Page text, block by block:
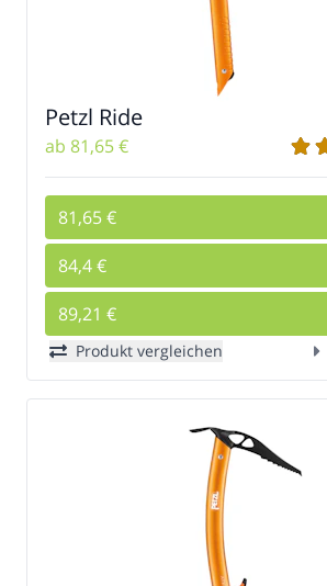
Petzl Ride
ab 81,65 €
81,65 €
84,4 €
89,21 €
Produkt vergleichen